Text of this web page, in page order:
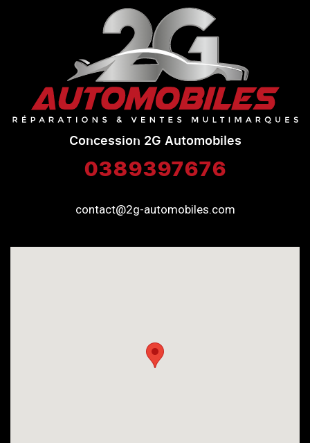
Concession 2G Automobiles
0389397676
contact@2g-automobiles.com